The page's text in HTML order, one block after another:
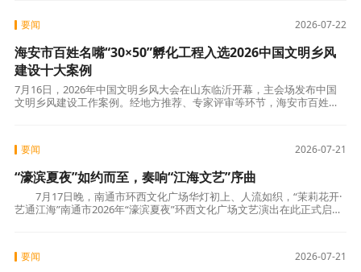
2026-07-22
要闻
海安市百姓名嘴“30×50”孵化工程入选2026中国文明乡风
建设十大案例
7月16日，2026年中国文明乡风大会在山东临沂开幕，主会场发布中国
文明乡风建设工作案例。经地方推荐、专家评审等环节，海安市百姓名
2026-07-21
要闻
“濠滨夏夜”如约而至，奏响“江海文艺”序曲
7月17日晚，南通市环西文化广场华灯初上、人流如织，“茉莉花开·
艺通江海”南通市2026年“濠滨夏夜”环西文化广场文艺演出在此正式启
2026-07-21
要闻